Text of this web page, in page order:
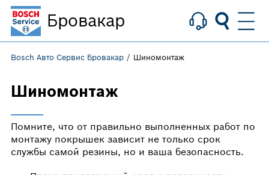
Bosch Авто Сервис Бровакар Шиномонтаж
Шиномонтаж
Помните, что от правильно выполненных работ по
монтажу покрышек зависит не только срок
службы самой резины, но и ваша безопасность.
Бровакар